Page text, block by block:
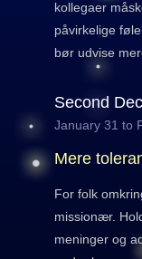
kollegaer
påvirkelige
bør udvise
Second
January 31 to
Mere
For folk
missionær.
meninger og